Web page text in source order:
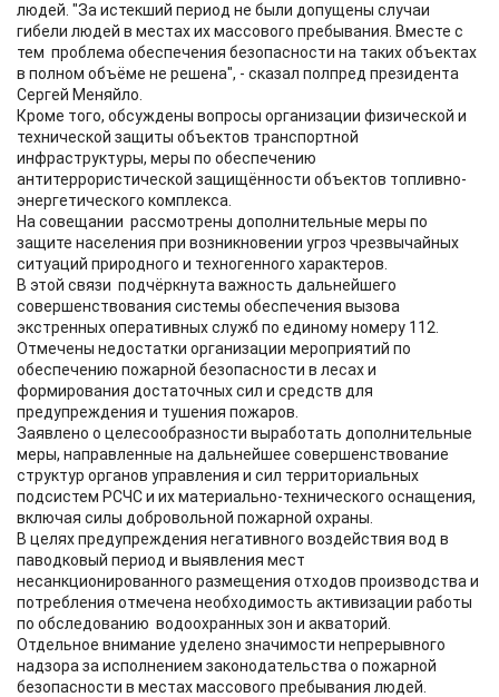
людей. "За истекший период не были допущены случаи
гибели людей в местах их массового пребывания. Вместе с
тем проблема обеспечения безопасности на таких объектах
в полном объёме не решена", - сказал полпред президента
Сергей Меняйло.
Кроме того, обсуждены вопросы организации физической и
технической защиты объектов транспортной
инфраструктуры, меры по обеспечению
антитеррористической защищённости объектов топливно-
энергетического комплекса.
На совещании рассмотрены дополнительные меры по
защите населения при возникновении угроз чрезвычайных
ситуаций природного и техногенного характеров.
В этой связи подчёркнута важность дальнейшего
совершенствования системы обеспечения вызова
экстренных оперативных служб по единому номеру 112.
Отмечены недостатки организации мероприятий по
обеспечению пожарной безопасности в лесах и
формирования достаточных сил и средств для
предупреждения и тушения пожаров.
Заявлено о целесообразности выработать дополнительные
меры, направленные на дальнейшее совершенствование
структур органов управления и сил территориальных
подсистем РСЧС и их материально-технического оснащения,
включая силы добровольной пожарной охраны.
В целях предупреждения негативного воздействия вод в
паводковый период и выявления мест
несанкционированного размещения отходов производства и
потребления отмечена необходимость активизации работы
по обследованию водоохранных зон и акваторий.
Отдельное внимание уделено значимости непрерывного
надзора за исполнением законодательства о пожарной
безопасности в местах массового пребывания людей.